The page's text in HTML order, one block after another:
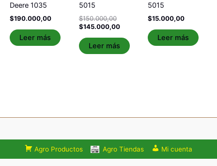
Deere 1035
$190.000,00
Leer más
5015
$150.000,00
$145.000,00
Leer más
5015
$15.000,00
Leer más
Agro Productos Agro Tiendas Mi cuenta